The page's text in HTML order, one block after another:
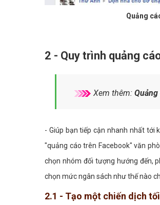
Quảng
2 - Quy trình quảng
Xem thêm:
- Giúp bạn tiếp cận nhanh nhất tới
"quảng cáo trên Facebook" văn
chọn nhóm đối tượng hướng đến,
chọn mức ngân sách như thế nào
2.1 - Tạo một chiến dịch